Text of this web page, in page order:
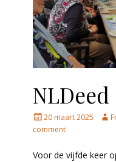
NLDeed
Posted
on
20 maart 2025
comment
Voor de vijfde keer